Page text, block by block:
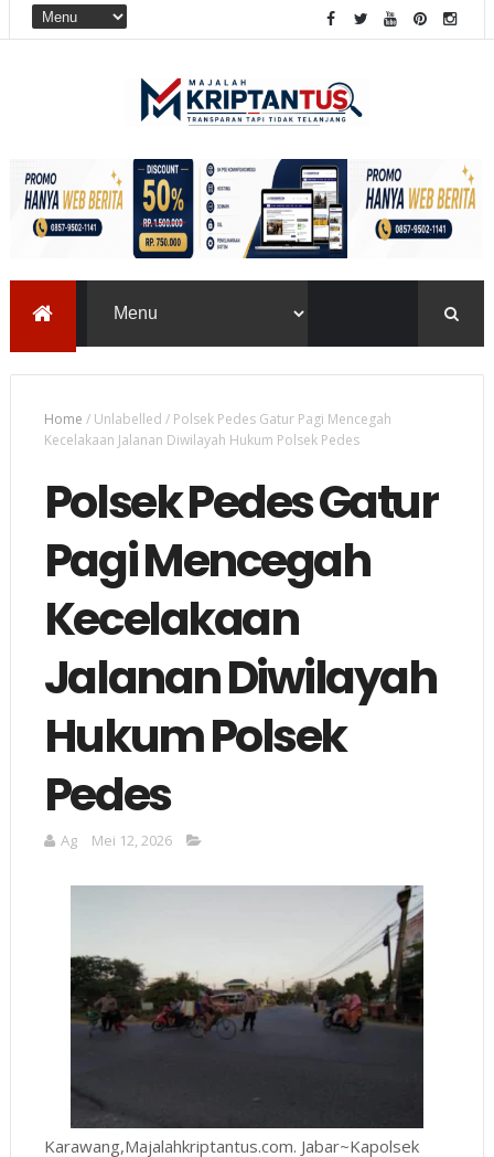
Home /Unlabelled / Polsek Pedes Gatur Pagi Mencegah
Kecelakaan Jalanan Diwilayah Hukum Polsek Pedes
Polsek Pedes Gatur
Pagi Mencegah
Kecelakaan
Jalanan Diwilayah
Hukum Polsek
Pedes
Ag Mei 12, 2026
Karawang,Majalahkriptantus.com. Jabar~Kapolsek